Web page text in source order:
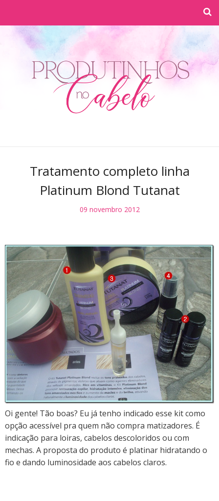
Tratamento completo linha
Platinum Blond Tutanat
09 novembro 2012
Oi gente! Tão boas? Eu já tenho indicado esse kit como
opção acessível pra quem não compra matizadores. É
indicação para loiras, cabelos descoloridos ou com
mechas. A proposta do produto é platinar hidratando o
fio e dando luminosidade aos cabelos claros.